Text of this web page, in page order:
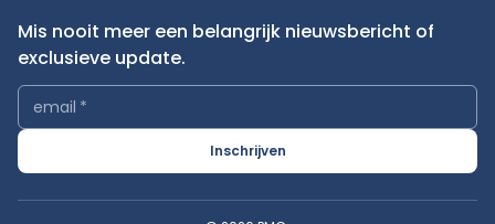
Mis nooit meer een belangrijk nieuwsbericht of
exclusieve update.
email *
Inschrijven